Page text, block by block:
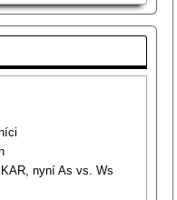
nyní As vs. Ws